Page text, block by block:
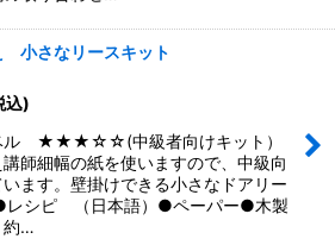
小さなリースキット
込)
ル ★★★☆☆(中級者向けキット）
師細幅の紙を使いますので、中級向
ます。壁掛けできる小さなドアリー
レシピ （日本語）●ペーパー●木製
…